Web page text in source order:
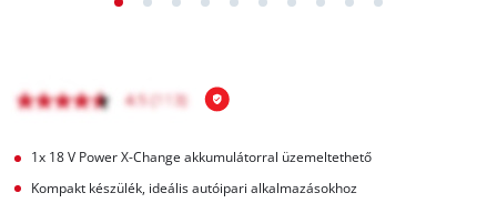
1x 18 V Power X-Change akkumulátorral üzemeltethető
Kompakt készülék, ideális autóipari alkalmazásokhoz